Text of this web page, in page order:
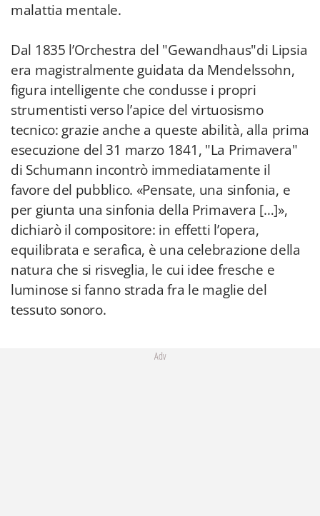
malattia mentale.
Dal 1835 l’Orchestra del "Gewandhaus"di Lipsia
era magistralmente guidata da Mendelssohn,
figura intelligente che condusse i propri
strumentisti verso l’apice del virtuosismo
tecnico: grazie anche a queste abilità, alla prima
esecuzione del 31 marzo 1841, "La Primavera"
di Schumann incontrò immediatamente il
favore del pubblico. «Pensate, una sinfonia, e
per giunta una sinfonia della Primavera […]»,
dichiarò il compositore: in effetti l’opera,
equilibrata e serafica, è una celebrazione della
natura che si risveglia, le cui idee fresche e
luminose si fanno strada fra le maglie del
tessuto sonoro.
Adv